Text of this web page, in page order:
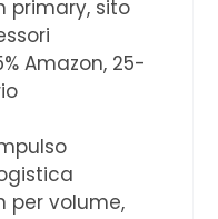
primary, sito
Amazon, 25-
per volume,